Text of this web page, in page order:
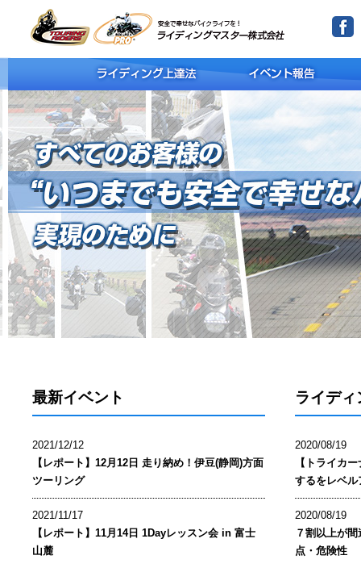
最新イベント
2021/12/12
【レポート】12月12日 走り納め！伊豆(静岡)方面
ツーリング
2021/11/17
【レポート】11月14日 1Dayレッスン会 in 富士
山麓
ライデ
2020/08/19
【トライカ
するをレベル
2020/08/19
７割以上が
点・危険性